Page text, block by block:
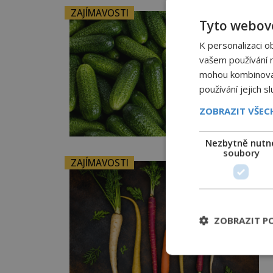
ZAJÍMAVOSTI
ZAJÍMAVOSTI
Tyto
K personalizaci
vašem používání
mohou
používání jejich
ZOBRAZIT
Nezbytně
soubory
ZOBRAZIT